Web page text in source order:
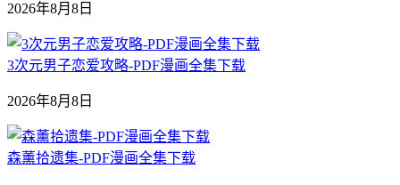
2026年8月8日
3次元男子恋爱攻略-PDF漫画全集下载
2026年8月8日
森薰拾遗集-PDF漫画全集下载